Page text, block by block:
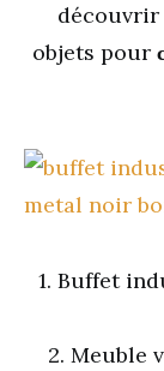
découvrir
objets pour
1. Buffet
2. Meuble